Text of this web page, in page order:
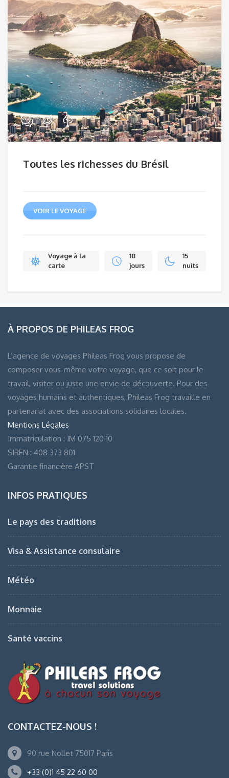
Toutes les richesses du Brésil
VOIR LE VOYAGE
Voyage à la
carte
18
jours
15
nuits
À PROPOS DE PHILEAS FROG
L’agence de voyages Phileas Frog vous propose de
composer vous-même votre voyage, que ce soit pour le
travail, visiter ou juste une envie de découverte. Pour des
voyages humains et authentiques, Phileas Frog travaille en
partenariat avec des associations solidaires locales.
Mentions Légales
Immatriculation : IM 075 120 10
SIREN : 408 373 801
Garantie financière APST
INFOS PRATIQUES
Le pays des traditions
Visa & Assistance consulaire
Météo
Monnaie
Santé vaccins
CONTACTEZ-NOUS !
90 rue Nollet 75017 Paris
+33 (0)1 45 22 60 00